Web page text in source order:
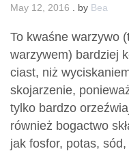
May 12, 2016 by Bea
To kwaśne warzywo
warzywem) bardziej
ciast, niż
skojarzenie,
tylko bardzo
również bogactwo
jak fosfor, potas,